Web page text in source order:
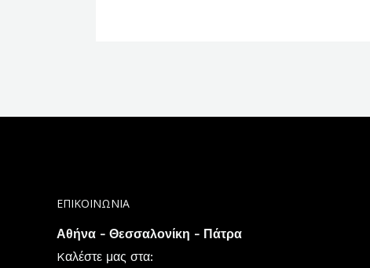
ΕΠΙΚΟΙΝΩΝΙΑ
Αθήνα - Θεσσαλονίκη - Πάτρα
Kαλέστε μας στα: